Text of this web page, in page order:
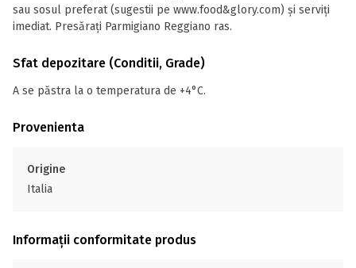
sau sosul preferat (sugestii pe www.food&glory.com) și serviți
imediat. Presărați Parmigiano Reggiano ras.
Sfat depozitare (Conditii, Grade)
A se păstra la o temperatura de +4°C.
Provenienta
Origine
Italia
Informații conformitate produs